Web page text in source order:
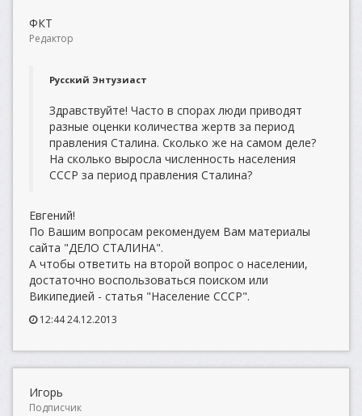
ФКТ
Редактор
Русский Энтузиаст
Здравствуйте! Часто в спорах люди приводят
разные оценки количества жертв за период
правления Сталина. Сколько же на самом деле?
На сколько выросла численность населения
СССР за период правления Сталина?
Евгений!
По Вашим вопросам рекомендуем Вам материалы
сайта "ДЕЛО СТАЛИНА".
А чтобы ответить на второй вопрос о населении,
достаточно воспользоваться поиском или
Википедией - статья "Население СССР".
12:44 24.12.2013
Игорь
Подписчик